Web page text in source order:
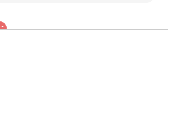
した。素敵な箱と和紙で石を包んで
うございました。